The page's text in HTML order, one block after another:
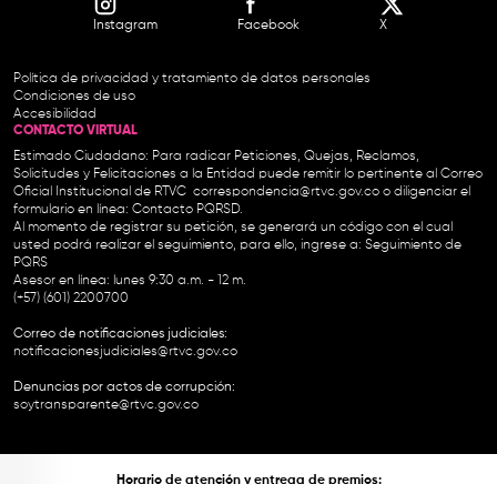
Instagram Facebook X
Política de privacidad y tratamiento de datos personales
Condiciones de uso
Accesibilidad
CONTACTO VIRTUAL
Estimado Ciudadano: Para radicar Peticiones, Quejas, Reclamos,
Solicitudes y Felicitaciones a la Entidad puede remitir lo pertinente al Correo
Oficial Institucional de RTVC correspondencia@rtvc.gov.co o diligenciar el
formulario en línea: Contacto PQRSD.
Al momento de registrar su petición, se generará un código con el cual
usted podrá realizar el seguimiento, para ello, ingrese a: Seguimiento de
PQRS
Asesor en línea: lunes 9:30 a.m. - 12 m.
(+57) (601) 2200700
Correo de notificaciones judiciales:
notificacionesjudiciales@rtvc.gov.co
Denuncias por actos de corrupción:
soytransparente@rtvc.gov.co
Horario de atención y entrega de premios: